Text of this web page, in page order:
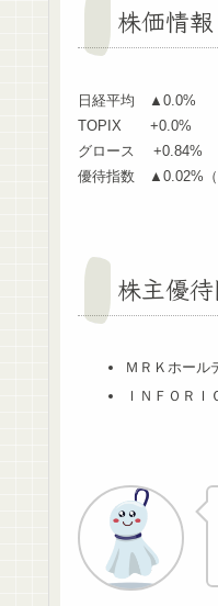
株価情報
日経平均 ▲0.0%
TOPIX +0.0%
グロース +0.84%
優待指数 ▲0.02%（
株主優
ＭＲＫホー
ＩＮＦＯＲ